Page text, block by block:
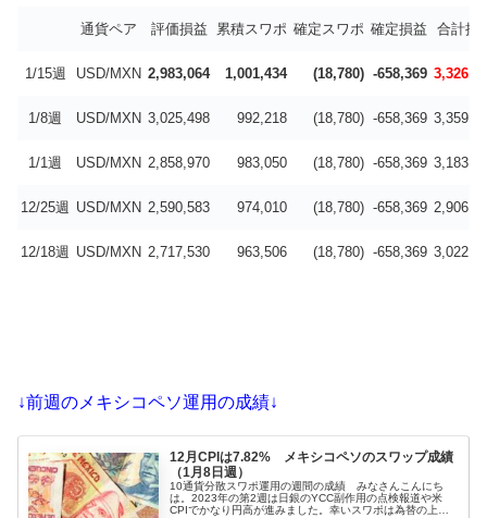
通貨ペア 評価損益 累積スワポ 確定スワポ 確定損益 合計損
1/15週 USD/MXN 2,983,064 1,001,434 (18,780) -658,369
1/8週 USD/MXN 3,025,498 992,218 (18,780) -658,369
1/1週 USD/MXN 2,858,970 983,050 (18,780) -658,369
12/25週 USD/MXN 2,590,583 974,010 (18,780) -658,369
12/18週 USD/MXN 2,717,530 963,506 (18,780) -658,369
↓前週のメキシコペソ運用の成績↓
12月CPIは7.82% メキシコペソのスワップ成績
（1月8日週）
10通貨分散スワポ運用の週間の成績 みなさんこんにち
は。2023年の第2週は日銀のYCC副作用の点検報道や米
CPIでかなり円高が進みました。幸いスワポは為替の上下